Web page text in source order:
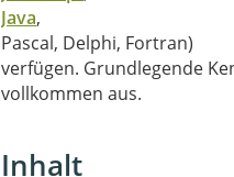
Java,
Pascal, Delphi, Fortran)
verfügen. Grundlegende
vollkommen aus.
Inhalt